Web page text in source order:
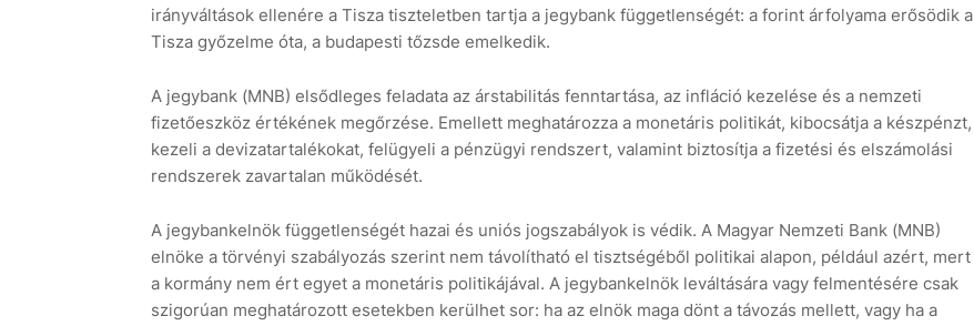
irányváltások ellenére a Tisza tiszteletben tartja a jegybank függetlenségét: a forint árfolyama erősödik a
Tisza győzelme óta, a budapesti tőzsde emelkedik.
A jegybank (MNB) elsődleges feladata az árstabilitás fenntartása, az infláció kezelése és a nemzeti
fizetőeszköz értékének megőrzése. Emellett meghatározza a monetáris politikát, kibocsátja a készpénzt,
kezeli a devizatartalékokat, felügyeli a pénzügyi rendszert, valamint biztosítja a fizetési és elszámolási
rendszerek zavartalan működését.
A jegybankelnök függetlenségét hazai és uniós jogszabályok is védik. A Magyar Nemzeti Bank (MNB)
elnöke a törvényi szabályozás szerint nem távolítható el tisztségéből politikai alapon, például azért, mert
a kormány nem ért egyet a monetáris politikájával. A jegybankelnök leváltására vagy felmentésére csak
szigorúan meghatározott esetekben kerülhet sor: ha az elnök maga dönt a távozás mellett, vagy ha a